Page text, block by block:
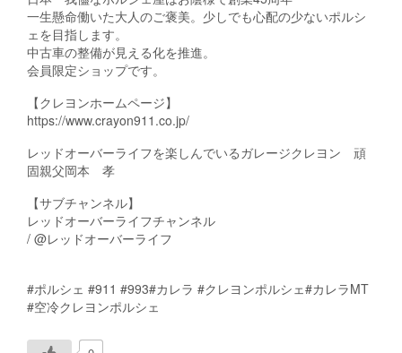
一生懸命働いた大人のご褒美。少しでも心配の少ないポルシ
ェを目指します。
中古車の整備が見える化を推進。
会員限定ショップです。
【クレヨンホームページ】
https://www.crayon911.co.jp/
レッドオーバーライフを楽しんでいるガレージクレヨン 頑
固親父岡本 孝
【サブチャンネル】
レッドオーバーライフチャンネル
/ @レッドオーバーライフ
#ポルシェ #911 #993#カレラ #クレヨンポルシェ#カレラMT
#空冷クレヨンポルシェ